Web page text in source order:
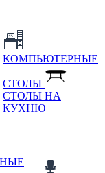
КОМПЬЮТЕРНЫЕ
СТОЛЫ
СТОЛЫ НА
КУХНЮ